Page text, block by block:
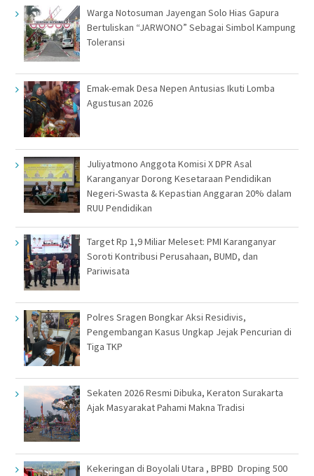
Warga Notosuman Jayengan Solo Hias Gapura
Bertuliskan “JARWONO” Sebagai Simbol Kampung
Toleransi
Emak-emak Desa Nepen Antusias Ikuti Lomba
Agustusan 2026
Juliyatmono Anggota Komisi X DPR Asal
Karanganyar Dorong Kesetaraan Pendidikan
Negeri-Swasta & Kepastian Anggaran 20% dalam
RUU Pendidikan
Target Rp 1,9 Miliar Meleset: PMI Karanganyar
Soroti Kontribusi Perusahaan, BUMD, dan
Pariwisata
Polres Sragen Bongkar Aksi Residivis,
Pengembangan Kasus Ungkap Jejak Pencurian di
Tiga TKP
Sekaten 2026 Resmi Dibuka, Keraton Surakarta
Ajak Masyarakat Pahami Makna Tradisi
Kekeringan di Boyolali Utara , BPBD Droping 500